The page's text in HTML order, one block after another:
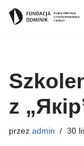
z
przez admin 30